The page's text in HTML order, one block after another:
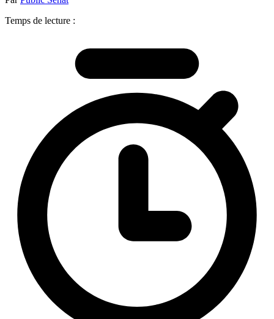
Temps de lecture :